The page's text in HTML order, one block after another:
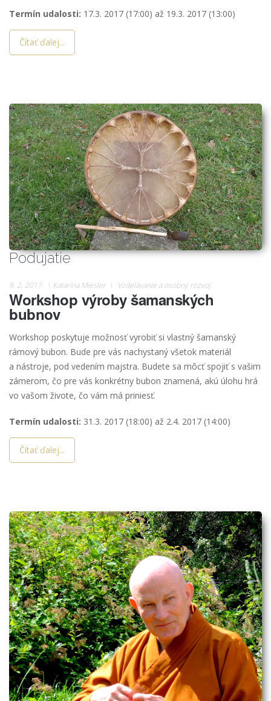
Termín udalosti: 17.3. 2017 (17:00) až 19.3. 2017 (13:00)
Čítať ďalej...
Podujatie
9. 2. 2017 Katarína Miesler Vzdelávanie a osobný rozvoj
Workshop výroby šamanských
bubnov
Workshop poskytuje možnosť vyrobiť si vlastný šamanský
rámový bubon. Bude pre vás nachystaný všetok materiál
a nástroje, pod vedením majstra. Budete sa môcť spojiť s vašim
zámerom, čo pre vás konkrétny bubon znamená, akú úlohu hrá
vo vašom živote, čo vám má priniesť.
Termín udalosti: 31.3. 2017 (18:00) až 2.4. 2017 (14:00)
Čítať ďalej...